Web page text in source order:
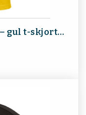
Vær stolt av kor du e fra – gul t-skjorte herre